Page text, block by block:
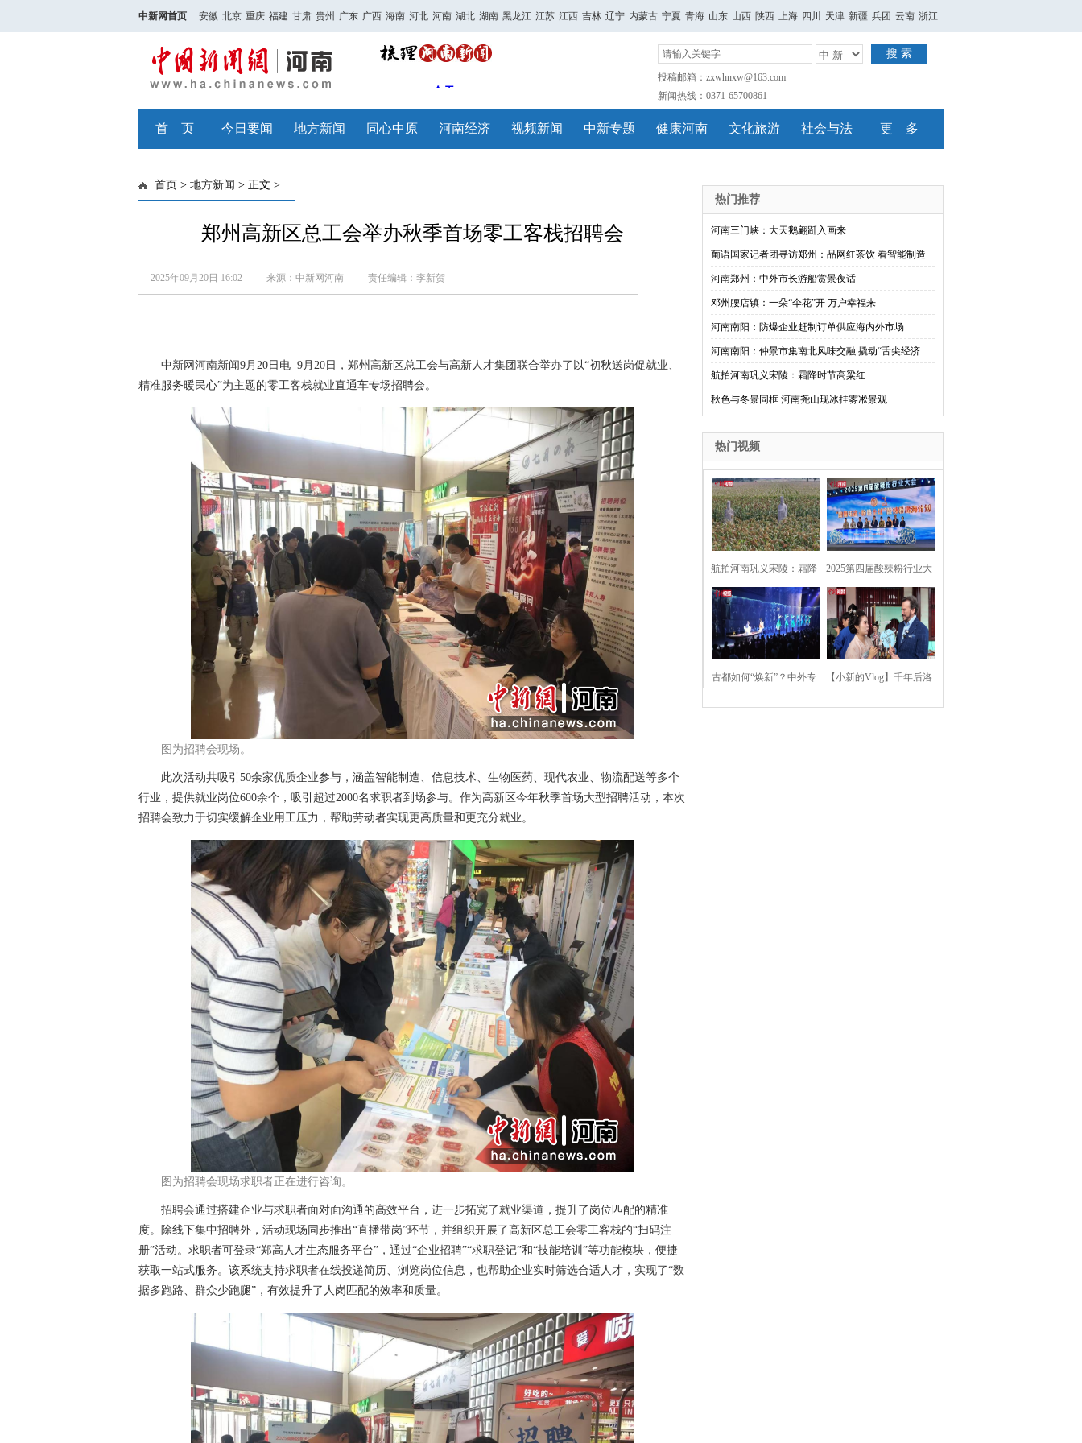
中新网首页 安徽 北京 重庆 福建 甘肃 贵州 广东 广西 海南 河北 河南 湖北 湖南 黑龙江 江苏 江西 吉林 辽宁 内蒙古 宁夏 青海 山东 山西 陕西 上海 四川 天津 新疆 兵团 云南 浙江
搜 索
投稿邮箱：zxwhnxw@163.com
新闻热线：0371-65700861
首 页 今日要闻 地方新闻 同心中原 河南经济 视频新闻 中新专题 健康河南 文化旅游 社会与法 更 多
首页 > 地方新闻 > 正文 >
郑州高新区总工会举办秋季首场零工客栈招聘会
2025年09月20日 16:02 来源：中新网河南 责任编辑：李新贺
中新网河南新闻9月20日电 9月20日，郑州高新区总工会与高新人才集团联合举办了以“初秋送岗促就业、
精准服务暖民心”为主题的零工客栈就业直通车专场招聘会。
图为招聘会现场。
此次活动共吸引50余家优质企业参与，涵盖智能制造、信息技术、生物医药、现代农业、物流配送等多个
行业，提供就业岗位600余个，吸引超过2000名求职者到场参与。作为高新区今年秋季首场大型招聘活动，本次
招聘会致力于切实缓解企业用工压力，帮助劳动者实现更高质量和更充分就业。
图为招聘会现场求职者正在进行咨询。
招聘会通过搭建企业与求职者面对面沟通的高效平台，进一步拓宽了就业渠道，提升了岗位匹配的精准
度。除线下集中招聘外，活动现场同步推出“直播带岗”环节，并组织开展了高新区总工会零工客栈的“扫码注
册”活动。求职者可登录“郑高人才生态服务平台”，通过“企业招聘”“求职登记”和“技能培训”等功能模块，便捷
获取一站式服务。该系统支持求职者在线投递简历、浏览岗位信息，也帮助企业实时筛选合适人才，实现了“数
据多跑路、群众少跑腿”，有效提升了人岗匹配的效率和质量。
热门推荐
河南三门峡：大天鹅翩跹入画来
葡语国家记者团寻访郑州：品网红茶饮 看智能制造
河南郑州：中外市长游船赏景夜话
邓州腰店镇：一朵“伞花”开 万户幸福来
河南南阳：防爆企业赶制订单供应海内外市场
河南南阳：仲景市集南北风味交融 撬动“舌尖经济
航拍河南巩义宋陵：霜降时节高粱红
秋色与冬景同框 河南尧山现冰挂雾凇景观
热门视频
航拍河南巩义宋陵：霜降
时节高粱红
2025第四届酸辣粉行业大
会在河南开封举行
古都如何“焕新”？中外专 【小新的Vlog】千年后洛